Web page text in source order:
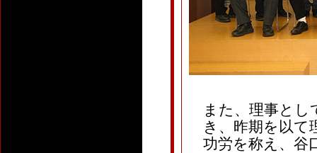
また、理事とし
き、昨期を以て
功労を称え、谷